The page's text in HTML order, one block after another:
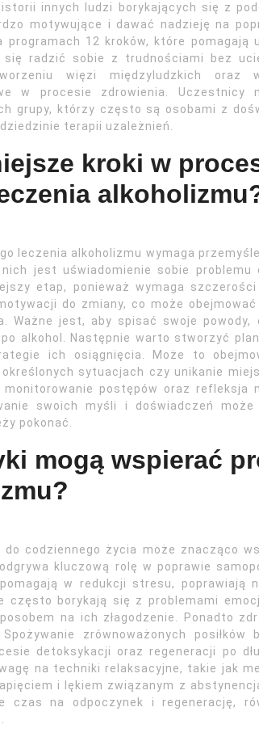
innych ludzi borykających się z
motywujące i dawać nadzieję na
12 kroków, które pomagają
radzić sobie z trudnościami bez
więzi międzyludzkich oraz
w procesie zdrowienia. Uczestnicy
grupy, którzy często są osobami z
terapii uzależnień.
kroki w
leczenia alkoholizmu wymaga
jest uświadomienie sobie problemu
etap, ponieważ wymaga szczerości
do zmiany, co może
Ważne jest, aby spisać swoje powody,
alkohol. Następnie warto stworzyć
ich osiągnięcia. Może to
sytuacjach czy unikanie
postępów oraz refleksja
swoich myśli i doświadczeń
pokonać.
mogą wspierać
do codziennego życia może znacząco
kluczową rolę w poprawie
w redukcji stresu, poprawiają
często borykają się z problemami
na ich złagodzenie. Ponadto
zrównoważonych
detoksykacji oraz regeneracji po
na techniki relaksacyjne, takie jak
i lękiem związanym z
czas na odpoczynek i regenerację,